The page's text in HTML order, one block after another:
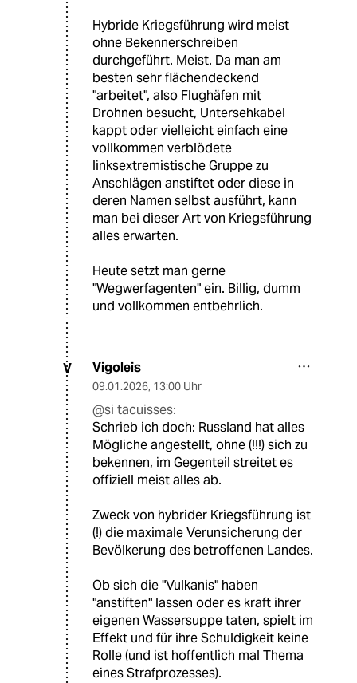
Hybride Kriegsführung wird meist
ohne Bekennerschreiben
durchgeführt. Meist. Da man am
besten sehr flächendeckend
"arbeitet", also Flughäfen mit
Drohnen besucht, Untersehkabel
kappt oder vielleicht einfach eine
vollkommen verblödete
linksextremistische Gruppe zu
Anschlägen anstiftet oder diese in
deren Namen selbst ausführt, kann
man bei dieser Art von Kriegsführung
alles erwarten.
Heute setzt man gerne
"Wegwerfagenten" ein. Billig, dumm
und vollkommen entbehrlich.
V Vigoleis
09.01.2026, 13:00 Uhr
@si tacuisses:
Schrieb ich doch: Russland hat alles
Mögliche angestellt, ohne (!!!) sich zu
bekennen, im Gegenteil streitet es
offiziell meist alles ab.
Zweck von hybrider Kriegsführung ist
(!) die maximale Verunsicherung der
Bevölkerung des betroffenen Landes.
Ob sich die "Vulkanis" haben
"anstiften" lassen oder es kraft ihrer
eigenen Wassersuppe taten, spielt im
Effekt und für ihre Schuldigkeit keine
Rolle (und ist hoffentlich mal Thema
eines Strafprozesses).